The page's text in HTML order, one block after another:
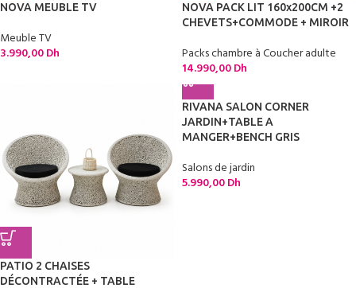
NOVA MEUBLE TV
Meuble TV
3.990,00Dh
NOVA PACK LIT 160x200CM +2
CHEVETS+COMMODE + MIROIR
Packs chambre à Coucher adulte
14.990,00Dh
PATIO 2 CHAISES
DÉCONTRACTÉE + TABLE
RIVANA SALON CORNER
JARDIN+TABLE A
MANGER+BENCH GRIS
Salons de jardin
5.990,00Dh